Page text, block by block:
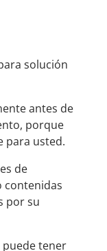
solución
antes de
porque
para usted.
de
contenidas
por su
puede tener